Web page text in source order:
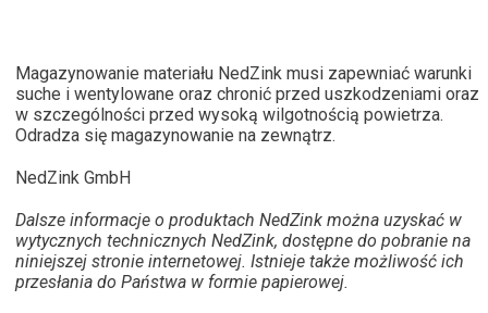
Magazynowanie materiału NedZink musi zapewniać warunki
suche i wentylowane oraz chronić przed uszkodzeniami oraz
w szczególności przed wysoką wilgotnością powietrza.
Odradza się magazynowanie na zewnątrz.
NedZink GmbH
Dalsze informacje o produktach NedZink można uzyskać w
wytycznych technicznych NedZink, dostępne do pobranie na
niniejszej stronie internetowej. Istnieje także możliwość ich
przesłania do Państwa w formie papierowej.